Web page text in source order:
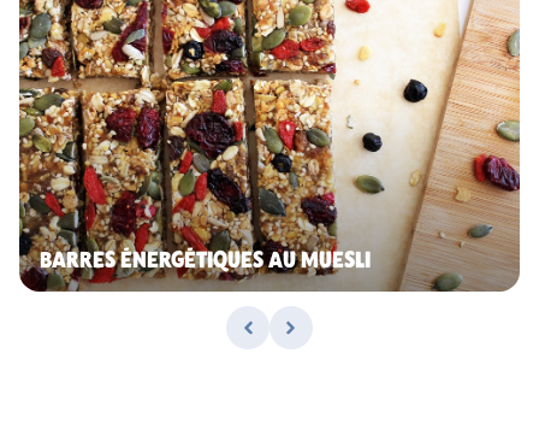
BARRES ÉNERGÉTIQUES AU MUESLI